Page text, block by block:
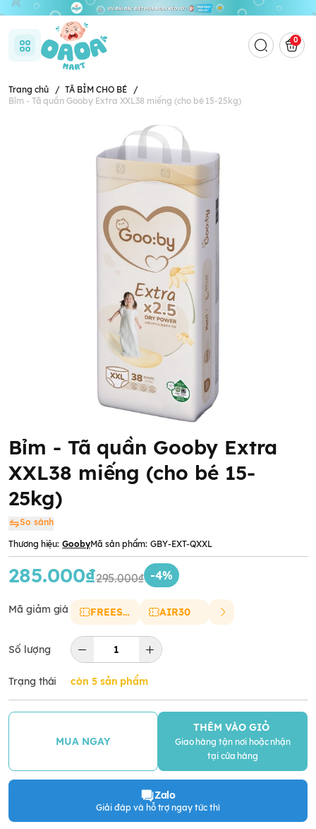
0
Trang chủ / TÃ BỈM CHO BÉ
/
Bỉm - Tã quần Gooby Extra XXL38 miếng (cho bé 15-25kg)
Bỉm - Tã quần Gooby Extra
XXL38 miếng (cho bé 15-
25kg)
So sánh
Thương hiệu: GoobyMã sản phẩm: GBY-EXT-QXXL
285.000₫295.000₫ -4%
Mã giảm giá FREESHIP AIR30
Số lượng
Trạng thái còn 5 sản phẩm
MUA NGAY
THÊM VÀO GIỎ
Giao hàng tận nơi hoặc nhận
tại cửa hàng
Zalo
Giải đáp và hỗ trợ ngay tức thì